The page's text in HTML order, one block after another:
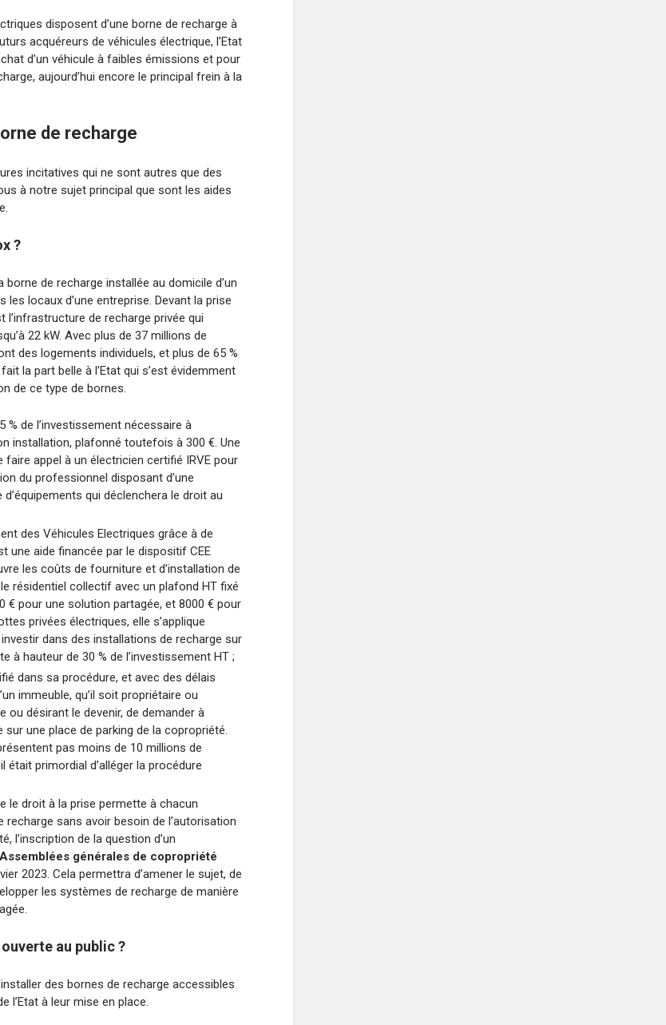
disposent d’une borne de recharge à
acquéreurs de véhicules électrique, l’Etat
d’un véhicule à faibles émissions et pour
aujourd’hui encore le principal frein à la
de recharge
incitatives qui ne sont autres que des
à notre sujet principal que sont les aides
?
de recharge installée au domicile d’un
locaux d’une entreprise. Devant la prise
de recharge privée qui
22 kW. Avec plus de 37 millions de
des logements individuels, et plus de 65 %
la part belle à l’Etat qui s’est évidemment
de ce type de bornes.
% de l’investissement nécessaire à
installation, plafonné toutefois à 300 €. Une
appel à un électricien certifié IRVE pour
du professionnel disposant d’une
qui déclenchera le droit au
des Véhicules Electriques grâce à de
une aide financée par le dispositif CEE
les coûts de fourniture et d’installation de
résidentiel collectif avec un plafond HT fixé
€ pour une solution partagée, et 8000 € pour
privées électriques, elle s’applique
dans des installations de recharge sur
à hauteur de 30 % de l’investissement HT ;
dans sa procédure, et avec des délais
immeuble, qu’il soit propriétaire ou
ou désirant le devenir, de demander à
une place de parking de la copropriété.
pas moins de 10 millions de
était primordial d’alléger la procédure
le droit à la prise permette à chacun
sans avoir besoin de l’autorisation
l’inscription de la question d’un
générales de copropriété
2023. Cela permettra d’amener le sujet, de
les systèmes de recharge de manière
au public ?
des bornes de recharge accessibles
l’Etat à leur mise en place.